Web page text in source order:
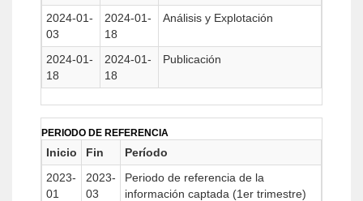
2024-01-
03
2024-01-
18
Análisis y Explotación
2024-01-
18
2024-01-
18
Publicación
PERIODO DE REFERENCIA
Inicio Fin
Período
2023-
01
2023-
03
Periodo de referencia de la
información captada (1er trimestre)